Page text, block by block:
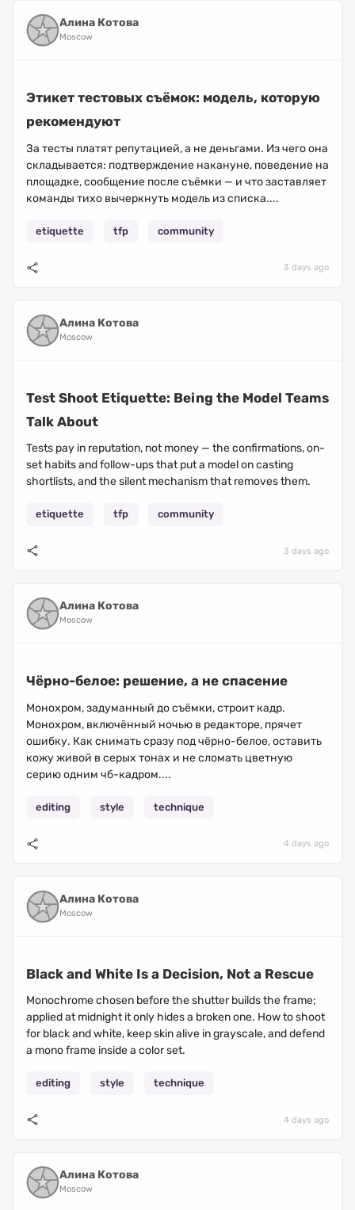
Алина Котова
Moscow
Этикет тестовых съёмок: модель, которую
рекомендуют
За тесты платят репутацией, а не деньгами. Из чего она
складывается: подтверждение накануне, поведение на
площадке, сообщение после съёмки — и что заставляет
команды тихо вычеркнуть модель из списка....
etiquette tfp community
3 days ago
Алина Котова
Moscow
Test Shoot Etiquette: Being the Model Teams
Talk About
Tests pay in reputation, not money — the confirmations, on-
set habits and follow-ups that put a model on casting
shortlists, and the silent mechanism that removes them.
etiquette tfp community
3 days ago
Алина Котова
Moscow
Чёрно-белое: решение, а не спасение
Монохром, задуманный до съёмки, строит кадр.
Монохром, включённый ночью в редакторе, прячет
ошибку. Как снимать сразу под чёрно-белое, оставить
кожу живой в серых тонах и не сломать цветную
серию одним чб-кадром....
editing style technique
4 days ago
Алина Котова
Moscow
Black and White Is a Decision, Not a Rescue
Monochrome chosen before the shutter builds the frame;
applied at midnight it only hides a broken one. How to shoot
for black and white, keep skin alive in grayscale, and defend
a mono frame inside a color set.
editing style technique
4 days ago
Алина Котова
Moscow